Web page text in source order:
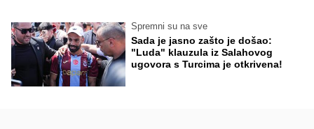
Spremni su na sve
Sada je jasno zašto je došao:
"Luda" klauzula iz Salahovog
ugovora s Turcima je otkrivena!